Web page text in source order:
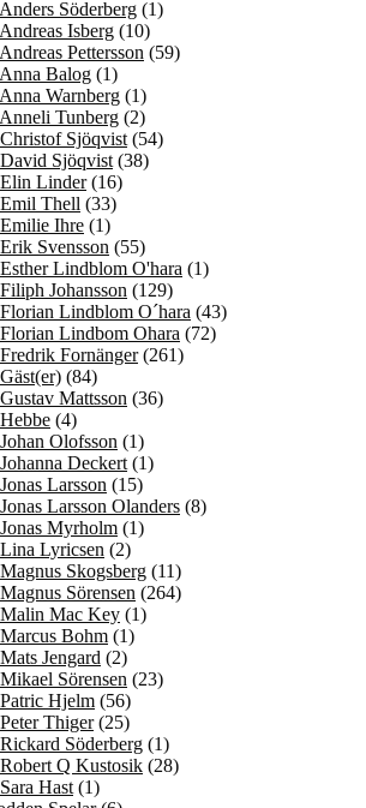
Söderberg (1)
Isberg (10)
Pettersson (59)
Balog (1)
Warnberg (1)
Tunberg (2)
Sjöqvist (54)
Sjöqvist (38)
Linder(16)
Thell (33)
Ihre (1)
Svensson (55)
Lindblom O'hara (1)
Johansson (129)
Lindblom O´hara (43)
Lindbom Ohara (72)
Fornänger(261)
(84)
Mattsson (36)
(4)
Olofsson (1)
Deckert (1)
Larsson (15)
Larsson Olanders (8)
Myrholm (1)
Lyricsen (2)
Skogsberg (11)
Sörensen (264)
Mac Key (1)
Bohm (1)
Jengard (2)
Sörensen (23)
Hjelm (56)
Thiger(25)
Söderberg (1)
Q Kustosik (28)
Hast (1)